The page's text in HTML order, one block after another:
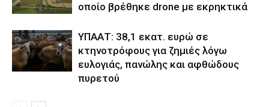
οποίο βρέθηκε drone με εκρηκτικά
ΥΠΑΑΤ: 38,1 εκατ. ευρώ σε
κτηνοτρόφους για ζημιές λόγω
ευλογιάς, πανώλης και αφθώδους
πυρετού